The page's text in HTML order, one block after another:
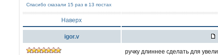
Спасибо сказали 15 раз в 13 постах
Наверх
igor.v
ручку длиннее сделать для